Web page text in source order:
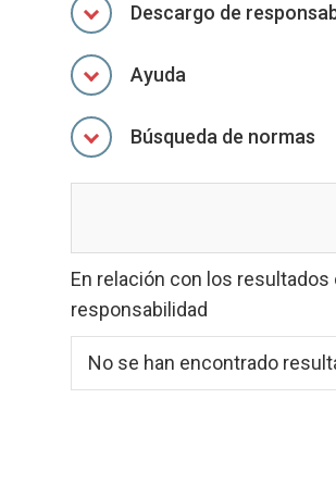
Descargo de
Ayuda
Búsqueda de normas
En relación con los
responsabilidad
No se han encontrado